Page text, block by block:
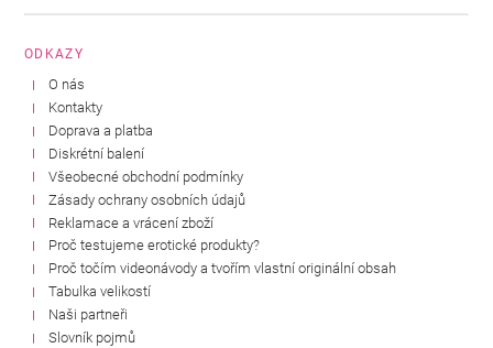
ODKAZY
O nás
Kontakty
Doprava a platba
Diskrétní balení
Všeobecné obchodní podmínky
Zásady ochrany osobních údajů
Reklamace a vrácení zboží
Proč testujeme erotické produkty?
Proč točím videonávody a tvořím vlastní originální obsah
Tabulka velikostí
Naši partneři
Slovník pojmů